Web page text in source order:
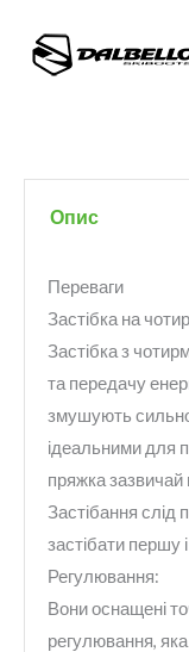
Опис
Переваги
Застібка на
Застібка з
та передачу
змушують сильно
ідеальними для
пряжка
Застібання слід
застібати першу
Регулювання:
Вони оснащені
регулювання,